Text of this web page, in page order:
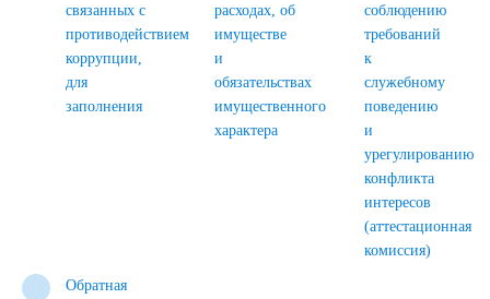
связанных с
противодействием
коррупции,
для
заполнения
расходах, об
имуществе
и
обязательствах
имущественного
характера
соблюдению
требований
к
служебному
поведению
и
урегулированию
конфликта
интересов
(аттестационная
комиссия)
Обратная